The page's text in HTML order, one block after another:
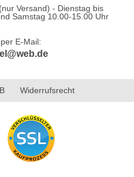
Versand) - Dienstag bis
Samstag 10.00-15.00 Uhr
E-Mail:
Widerrufsrecht